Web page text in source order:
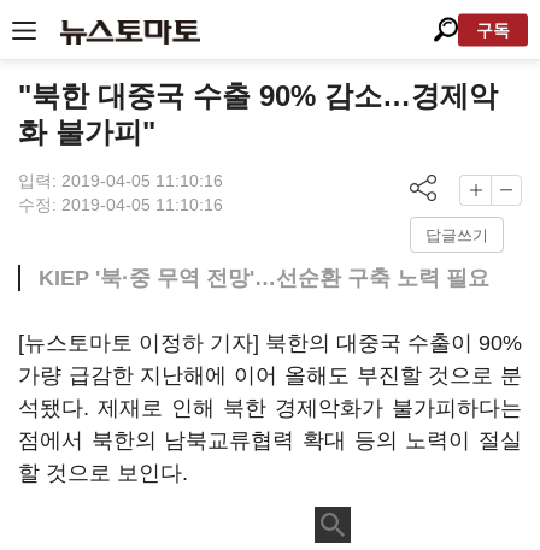
구독
"북한 대중국 수출 90% 감소…경제악
화 불가피"
입력: 2019-04-05 11:10:16
수정: 2019-04-05 11:10:16
답글쓰기
KIEP '북·중 무역 전망'…선순환 구축 노력 필요
[뉴스토마토 이정하 기자] 북한의 대중국 수출이 90%
가량 급감한 지난해에 이어 올해도 부진할 것으로 분
석됐다. 제재로 인해 북한 경제악화가 불가피하다는
점에서 북한의 남북교류협력 확대 등의 노력이 절실
할 것으로 보인다.